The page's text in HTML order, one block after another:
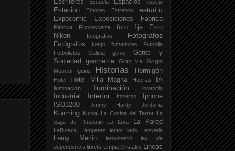
Escuela espejo
Estacion Estores Estrenos estudio
Expocomic Exposiciones Fabrica
Fábrica Fluorescente foto fija
Foto
Nikon
fotografias Fotografos
Fotógrafos fuego fumadores
Futbolin
Futbolistas
Galicia gente
Gente y
Sociedad
geometria Gran Vía
Grupo
Musical
guiris Historias Hormigón
Hotel Hotel Villa Magna Huertas IA
iluminacion Iluminación incendio
Industrial Interior Invierno
Iphone
ISO3200
Jimmy Hardy Jordania
Kunming Kursal La Cocina del Terror La
daga de Rasputin
La Lora La Pared
LaButaca Lámparas lector leds Lenceria
Leroy Merlin leroymerlin
ley de
dependencia libreta Limpia Cristales Lineas